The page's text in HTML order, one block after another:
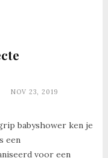
NOV 23, 2019
babyshower ken je
een
voor een